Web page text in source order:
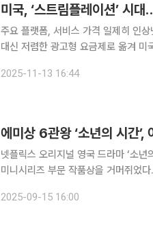
미국, ‘스트림플레이션’ 시
주요 플랫폼, 서비스 가격 일제히 인
대신 저렴한 광고형 요금제로 옮겨 미
2025-11-13 16:44
에미상 6관왕 ‘소년의 시간’,
넷플릭스 오리지널 영국 드라마 ‘소
미니시리즈 부문 작품상을 거머쥐었다. ‘소년의 시간’은 14일 미국 로스앤젤레스 피콕극장에서
10대 후반에서 20대 초반에 이르는
2025-09-15 16:00